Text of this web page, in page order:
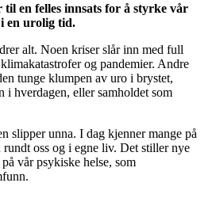
en felles innsats for å styrke vår
en urolig tid.
alt. Noen kriser slår inn med full
og pandemier. Andre
tunge klumpen av uro i brystet,
i hverdagen, eller samholdet som
slipper unna. I dag kjenner mange på
oss og i egne liv. Det stiller nye
vår psykiske helse, som